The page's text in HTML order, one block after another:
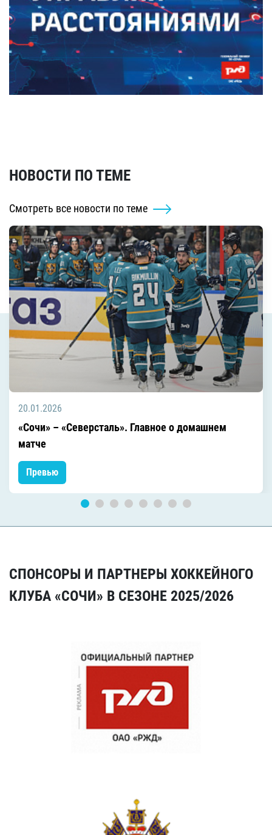
НОВОСТИ ПО ТЕМЕ
Смотреть все новости по теме
20.01.2026
«Сочи» – «Северсталь». Главное о домашнем
матче
Превью
СПОНСОРЫ И ПАРТНЕРЫ ХОККЕЙНОГО
КЛУБА «СОЧИ» В СЕЗОНЕ 2025/2026